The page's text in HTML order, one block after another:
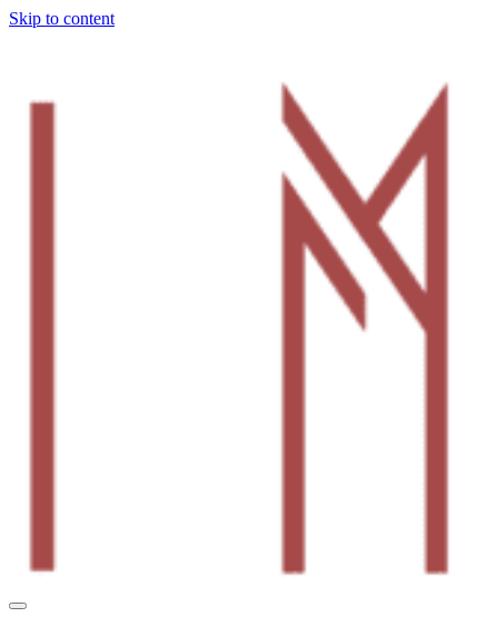
Skip to content